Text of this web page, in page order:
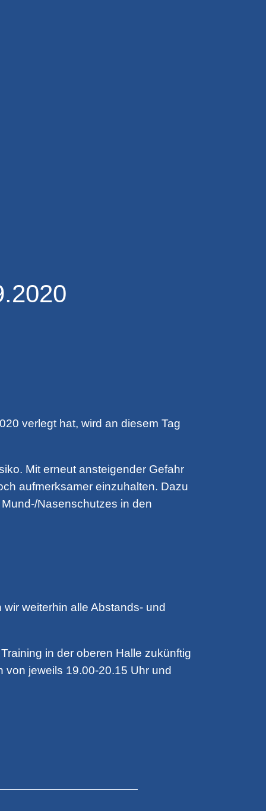
verlegt hat, wird an diesem Tag
Mit erneut ansteigender Gefahr
aufmerksamer einzuhalten. Dazu
Nasenschutzes in den
weiterhin alle Abstands- und
in der oberen Halle zukünftig
von jeweils 19.00-20.15 Uhr und